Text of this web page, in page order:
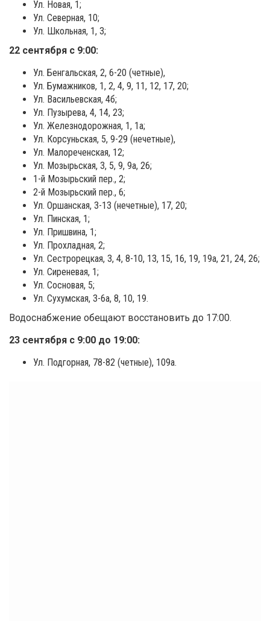
Ул. Новая, 1;
Ул. Северная, 10;
Ул. Школьная, 1, 3;
22 сентября с 9:00:
Ул. Бенгальская, 2, 6-20 (четные),
Ул. Бумажников, 1, 2, 4, 9, 11, 12, 17, 20;
Ул. Васильевская, 4б;
Ул. Пузырева, 4, 14, 23;
Ул. Железнодорожная, 1, 1а;
Ул. Корсуньская, 5, 9-29 (нечетные),
Ул. Малореченская, 12;
Ул. Мозырьская, 3, 5, 9, 9а, 26;
1-й Мозырьский пер., 2;
2-й Мозырьский пер., 6;
Ул. Оршанская, 3-13 (нечетные), 17, 20;
Ул. Пинская, 1;
Ул. Пришвина, 1;
Ул. Прохладная, 2;
Ул. Сестрорецкая, 3, 4, 8-10, 13, 15, 16, 19, 19а, 21, 24, 26;
Ул. Сиреневая, 1;
Ул. Сосновая, 5;
Ул. Сухумская, 3-6а, 8, 10, 19.
Водоснабжение обещают восстановить до 17:00.
23 сентября с 9:00 до 19:00:
Ул. Подгорная, 78-82 (четные), 109а.